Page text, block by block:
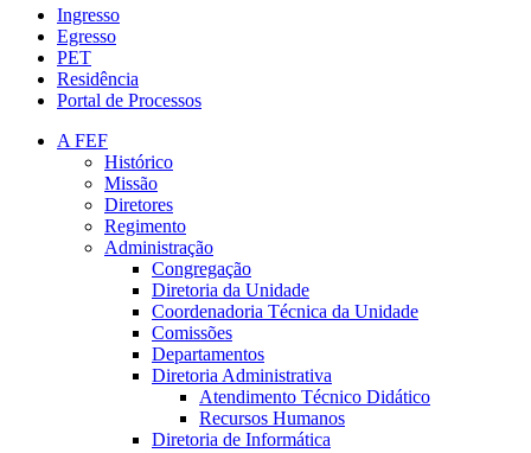
Ingresso
Egresso
PET
Residência
Portal de Processos
A FEF
Histórico
Missão
Diretores
Regimento
Administração
Congregação
Diretoria da Unidade
Coordenadoria Técnica da Unidade
Comissões
Departamentos
Diretoria Administrativa
Atendimento Técnico Didático
Recursos Humanos
Diretoria de Informática